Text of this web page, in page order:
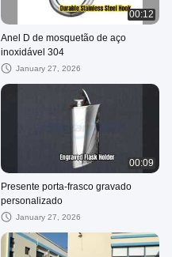
00:12
Anel D de mosquetão de aço
inoxidável 304
January 27, 2026
00:09
Presente porta-frasco gravado
personalizado
January 27, 2026